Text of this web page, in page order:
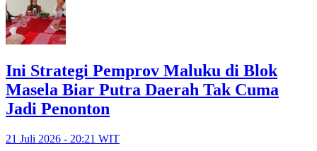
Ini Strategi Pemprov Maluku di Blok
Masela Biar Putra Daerah Tak Cuma
Jadi Penonton
21 Juli 2026 - 20:21 WIT